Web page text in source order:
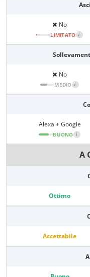
No
LIMITATO i
No
MEDIO i
Alexa + Google
BUONO i
A
Ottimo
Accettabile